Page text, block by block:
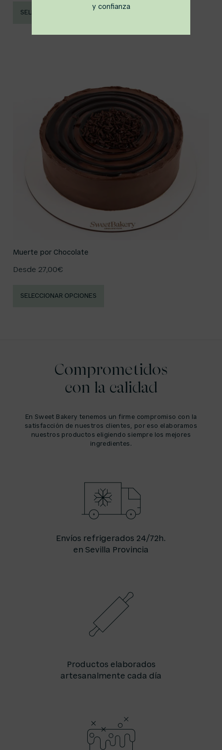
SELECCIONAR OPCIONES
Muerte por Chocolate
Desde 27,00€
SELECCIONAR OPCIONES
Comprometidos
con la calidad
En Sweet Bakery tenemos un firme compromiso con la
satisfacción de nuestros clientes, por eso elaboramos
nuestros productos eligiendo siempre los mejores
ingredientes.
Envíos refrigerados 24/72h.
en Sevilla Provincia
Productos elaborados
artesanalmente cada día
y confianza